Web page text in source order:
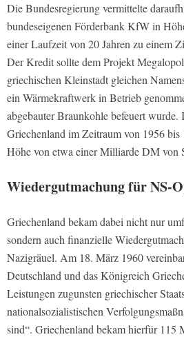
Die Bundesregierung vermittelte
bundeseigenen Förderbank KfW in
einer Laufzeit von 20 Jahren zu einem
Der Kredit sollte dem Projekt
griechischen Kleinstadt gleichen
ein Wärmekraftwerk in Betrieb
abgebauter Braunkohle befeuert wurde.
Griechenland im Zeitraum von 1956
Höhe von etwa einer Milliarde DM von
Wiedergutmachung für NS-
Griechenland bekam dabei nicht nur
sondern auch finanzielle
Nazigräuel. Am 18. März 1960
Deutschland und das Königreich
Leistungen zugunsten griechischer
nationalsozialistischen
sind“. Griechenland bekam hierfür